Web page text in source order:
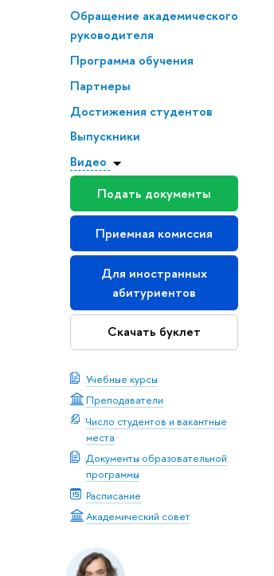
Обращение академического
руководителя
Программа обучения
Партнеры
Достижения студентов
Выпускники
Видео
Подать документы
Приемная комиссия
Для иностранных
абитуриентов
Скачать буклет
Учебные курсы
Преподаватели
Число студентов и вакантные
места
Документы образовательной
программы
Расписание
Академический совет